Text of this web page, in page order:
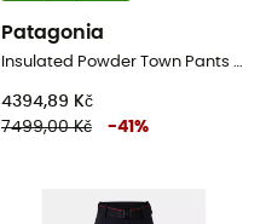
Patagonia
Insulated Powder Town Pants - DámskéLyžařské kalhoty
4394,89 Kč
7499,00 Kč
-41 %